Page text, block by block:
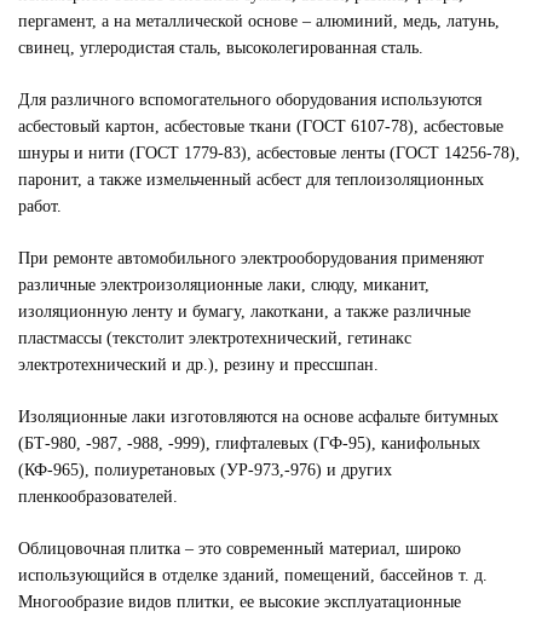
пергамент, а на металлической основе – алюминий, медь, латунь,
свинец, углеродистая сталь, высоколегированная сталь.
Для различного вспомогательного оборудования используются
асбестовый картон, асбестовые ткани (ГОСТ 6107-78), асбестовые
шнуры и нити (ГОСТ 1779-83), асбестовые ленты (ГОСТ 14256-78),
паронит, а также измельченный асбест для теплоизоляционных
работ.
При ремонте автомобильного электрооборудования применяют
различные электроизоляционные лаки, слюду, миканит,
изоляционную ленту и бумагу, лакоткани, а также различные
пластмассы (текстолит электротехнический, гетинакс
электротехнический и др.), резину и прессшпан.
Изоляционные лаки изготовляются на основе асфальте битумных
(БТ-980, -987, -988, -999), глифталевых (ГФ-95), канифольных
(КФ-965), полиуретановых (УР-973,-976) и других
пленкообразователей.
Облицовочная плитка – это современный материал, широко
использующийся в отделке зданий, помещений, бассейнов т. д.
Многообразие видов плитки, ее высокие эксплуатационные